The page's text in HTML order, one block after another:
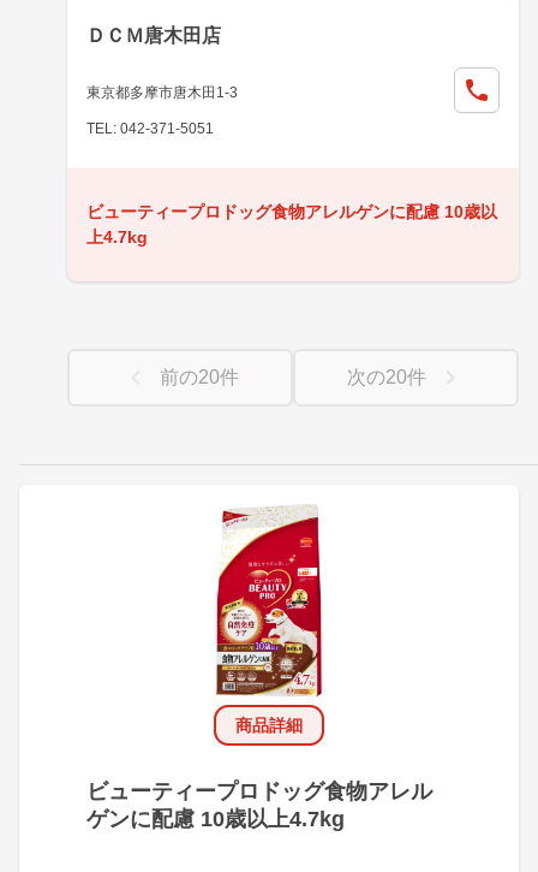
商品詳細
ビューティープロドッグ食物アレル
ゲンに配慮 10歳以上4.7kg
ＤＣＭ唐木田店
東京都多摩市唐木田1-3
TEL: 042-371-5051
ビューティープロドッグ食物アレルゲンに配慮 10歳以
上4.7kg
前の20件 次の20件